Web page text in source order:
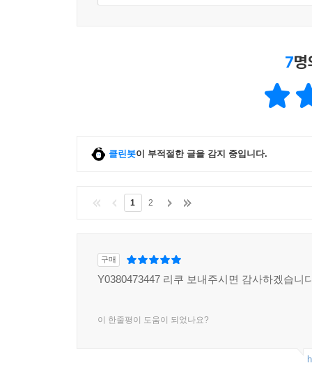
7
클린봇이 부적절한 글을 감지 중입니다.
1 2
구매
Y0380473447 리쿠 보내주시면 감사하겠습니
이 한줄평이 도움이 되었나요?